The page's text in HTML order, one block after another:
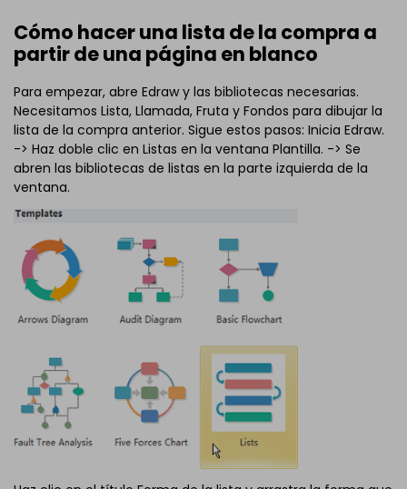
Cómo hacer una lista de la compra a
partir de una página en blanco
Para empezar, abre Edraw y las bibliotecas necesarias.
Necesitamos Lista, Llamada, Fruta y Fondos para dibujar la
lista de la compra anterior. Sigue estos pasos: Inicia Edraw.
-> Haz doble clic en Listas en la ventana Plantilla. -> Se
abren las bibliotecas de listas en la parte izquierda de la
ventana.